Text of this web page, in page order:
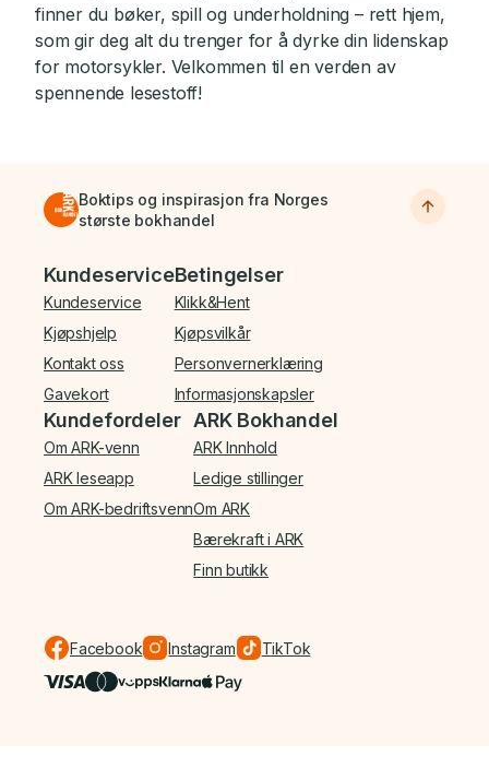
finner du bøker, spill og underholdning – rett hjem,
som gir deg alt du trenger for å dyrke din lidenskap
for motorsykler. Velkommen til en verden av
spennende lesestoff!
Boktips og inspirasjon fra Norges
største bokhandel
Bunnmeny
Kundeservice
Kundeservice
Kjøpshjelp
Kontakt oss
Gavekort
Betingelser
Klikk&Hent
Kjøpsvilkår
Personvernerklæring
Informasjonskapsler
Kundefordeler
Om ARK-venn
ARK leseapp
Om ARK-bedriftsvenn
ARK Bokhandel
ARK Innhold
Ledige stillinger
Om ARK
Bærekraft i ARK
Finn butikk
Facebook Instagram TikTok